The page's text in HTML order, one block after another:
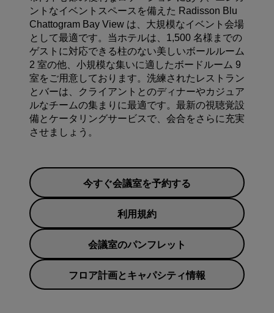
ントなイベントスペースを備えた Radisson Blu
Chattogram Bay View は、大規模なイベント会場
として最適です。当ホテルは、1,500 名様までの
ゲストに対応できる柱のない美しいボールルーム
2 室の他、小規模な集いに適したボードルーム 9
室をご用意しております。洗練されたレストラン
とバーは、クライアントとのディナーやカジュア
ルなチームの集まりに最適です。最新の視聴覚設
備とケータリングサービスで、会合をさらに充実
させましょう。
今すぐ会議室を予約する
利用規約
会議室のパンフレット
フロア計画とキャパシティ情報